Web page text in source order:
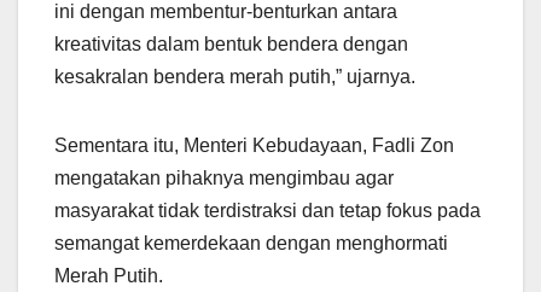
ini dengan membentur-benturkan antara
kreativitas dalam bentuk bendera dengan
kesakralan bendera merah putih,” ujarnya.
Sementara itu, Menteri Kebudayaan, Fadli Zon
mengatakan pihaknya mengimbau agar
masyarakat tidak terdistraksi dan tetap fokus pada
semangat kemerdekaan dengan menghormati
Merah Putih.